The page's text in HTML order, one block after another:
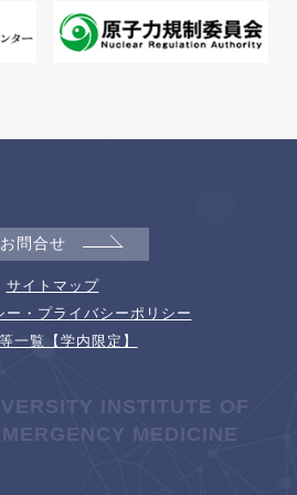
お問合せ
サイトマップ
ー・プライバシーポリシー
一覧【学内限定】
INSTITUTE OF
MEDICINE